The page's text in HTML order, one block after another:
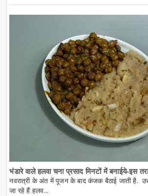
भंडारे वाले हलवा चना प्रसाद मिनटों में बनाईये-इस
नवरात्री के अंत में पूजन के बाद कंजक बैठाई जाती है.
जा रहे हैं हलव...